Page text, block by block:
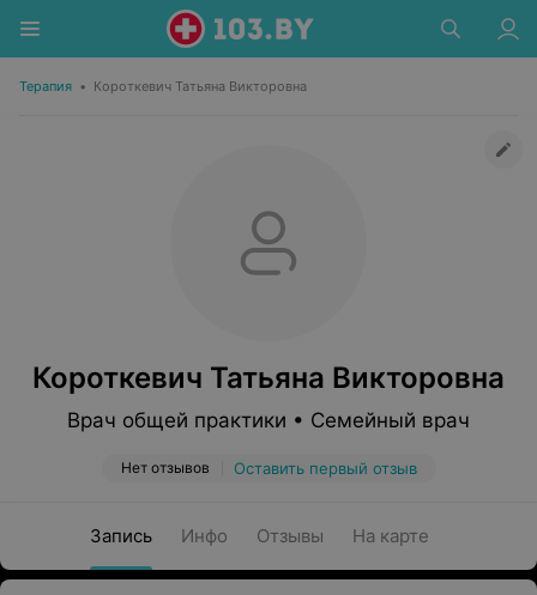
Терапия • Короткевич Татьяна Викторовна
Короткевич Татьяна Викторовна
Врач общей практики • Семейный врач
Нет отзывов Оставить первый отзыв
Запись Инфо Отзывы На карте